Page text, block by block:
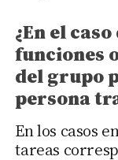
¿En el
funciones
del grupo
persona
En los casos
tareas